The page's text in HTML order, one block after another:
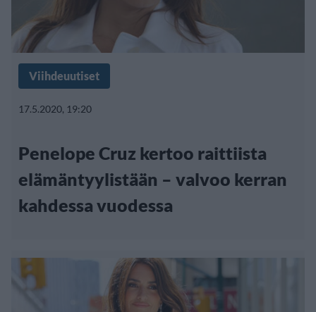
Viihdeuutiset
17.5.2020, 19:20
Penelope Cruz kertoo raittiista
elämäntyylistään – valvoo kerran
kahdessa vuodessa